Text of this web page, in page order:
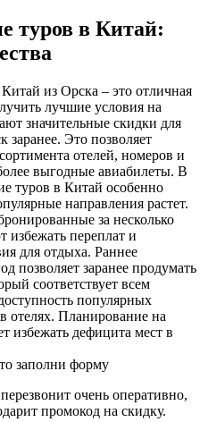
туров в Китай:
из Орска – это отличная
лучшие условия на
значительные скидки для
заранее. Это позволяет
отелей, номеров и
выгодные авиабилеты. В
туров в Китай особенно
направления растет.
за несколько
избежать переплат и
для отдыха. Раннее
позволяет заранее продумать
соответствует всем
популярных
отелях. Планирование на
избежать дефицита мест в
заполни форму
очень оперативно,
промокод на скидку.